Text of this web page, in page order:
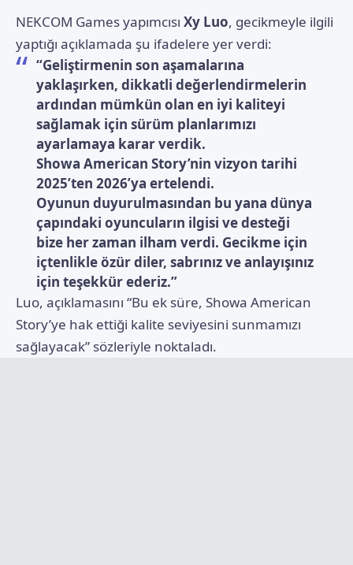
NEKCOM Games yapımcısı Xy Luo, gecikmeyle ilgili
yaptığı açıklamada şu ifadelere yer verdi:
“Geliştirmenin son aşamalarına
yaklaşırken, dikkatli değerlendirmelerin
ardından mümkün olan en iyi kaliteyi
sağlamak için sürüm planlarımızı
ayarlamaya karar verdik.
Showa American Story’nin vizyon tarihi
2025’ten 2026’ya ertelendi.
Oyunun duyurulmasından bu yana dünya
çapındaki oyuncuların ilgisi ve desteği
bize her zaman ilham verdi. Gecikme için
içtenlikle özür diler, sabrınız ve anlayışınız
için teşekkür ederiz.”
Luo, açıklamasını “Bu ek süre, Showa American
Story’ye hak ettiği kalite seviyesini sunmamızı
sağlayacak” sözleriyle noktaladı.